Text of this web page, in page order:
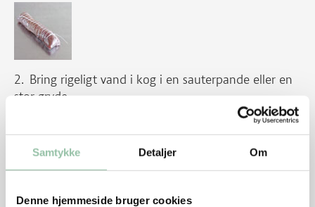
Samtykke Detaljer Om
Denne hjemmeside bruger cookies
Bring rigeligt vand i kog i en sauterpande eller en
stor gryde.
Kom mørbraden i det kogende vand, som skal
Træk sauterpanden fra varmen og lad mørbraden